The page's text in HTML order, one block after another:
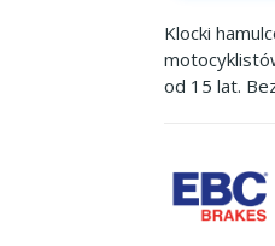
Klocki
od 15 lat.